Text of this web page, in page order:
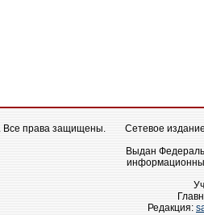
Все права защищены.
Сетевое
Выдан
Редакция: